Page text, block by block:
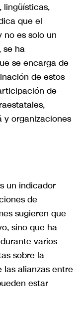
lingüísticas,
que el
no es solo un
se ha
se encarga de
de estos
de
y organizaciones
un indicador
de
sugieren que
sino que ha
varios
sobre la
las alianzas entre
estar